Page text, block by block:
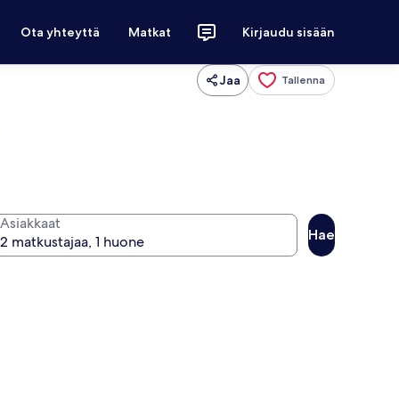
Ota yhteyttä Matkat Kirjaudu sisään
Jaa Tallenna
Asiakkaat
Hae